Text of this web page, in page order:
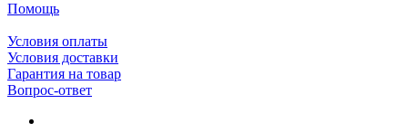
Помощь
Условия оплаты
Условия доставки
Гарантия на товар
Вопрос-ответ